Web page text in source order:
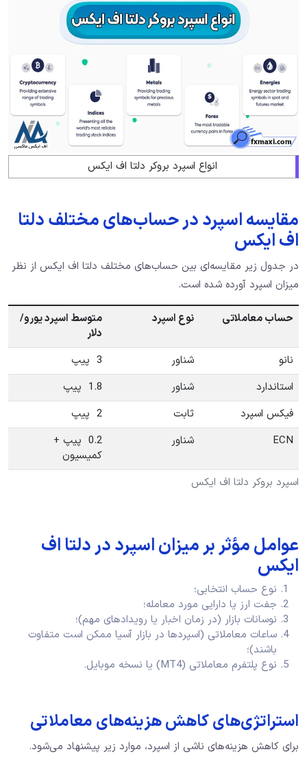
انواع اسپرد بروکر دلتا اف ایکس
مقایسه اسپرد در حساب‌های مختلف دلتا
اف ایکس
در جدول زیر مقایسه‌ای بین حساب‌های مختلف دلتا اف ایکس از نظر
میزان اسپرد آورده شده است.
اسپرد بروکر دلتا اف ایکس
حساب معاملاتی نوع اسپرد
متوسط اسپرد یورو/
دلار
نانو
شناور
3 پیپ
استاندارد
شناور
1.8 پیپ
فیکس اسپرد
ثابت
2 پیپ
ECN
شناور
0.2 پیپ +
کمیسیون
عوامل مؤثر بر میزان اسپرد در دلتا اف
ایکس
نوع حساب انتخابی؛
جفت ارز یا دارایی مورد معامله؛
نوسانات بازار (در زمان اخبار یا رویدادهای مهم)؛
ساعات معاملاتی (اسپردها در بازار آسیا ممکن است متفاوت
باشند)؛
نوع پلتفرم معاملاتی (MT4) یا نسخه موبایل.
استراتژی‌های کاهش هزینه‌های معاملاتی
برای کاهش هزینه‌های ناشی از اسپرد، موارد زیر پیشنهاد می‌شود.